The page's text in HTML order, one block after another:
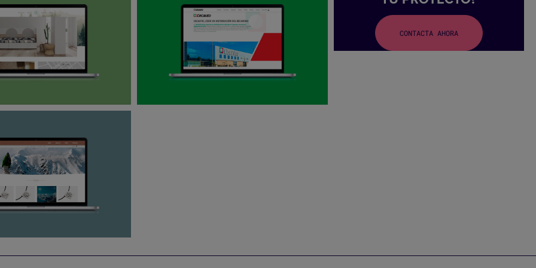
Y DESARROLLO WEB
HÀBITAT
DISEÑO Y DESARROLLO WEB
CECAUTO
CONTACTA AHORA
Y DESARROLLO WEB
ARE STORE